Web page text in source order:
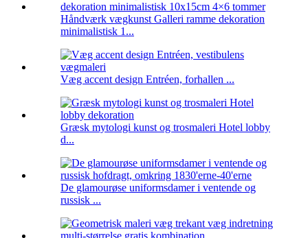
Håndværk vægkunst Galleri ramme dekoration
minimalistisk 1...
Væg accent design Entréen, forhallen ...
Græsk mytologi kunst og trosmaleri Hotel lobby
d...
De glamourøse uniformsdamer i ventende og
russisk ...